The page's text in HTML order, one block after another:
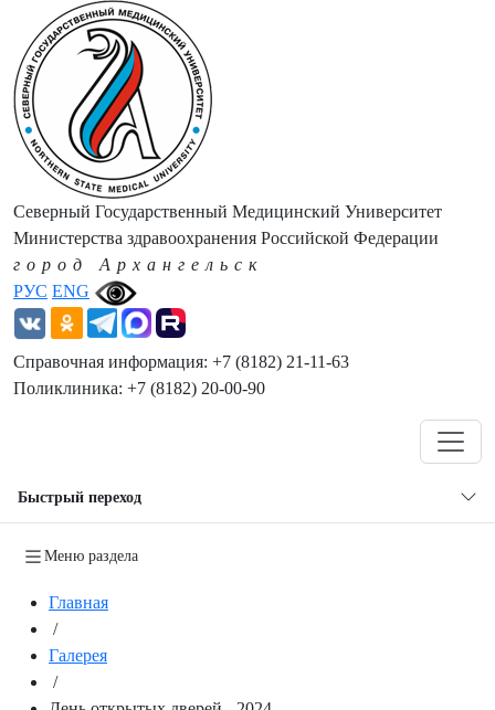
РУС ENG
Северный Государственный Медицинский Университет
Министерства здравоохранения Российской Федерации
город Архангельск
Справочная информация: +7 (8182) 21-11-63
Поликлиника: +7 (8182) 20-00-90
Быстрый переход
Меню раздела
Главная
/
Галерея
/